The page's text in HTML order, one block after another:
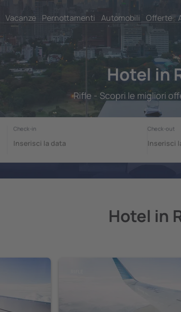
Vacanze Pernottamenti Automobili Offerte
Hotel in
Rifle - Scopri le migliori
Hotel in